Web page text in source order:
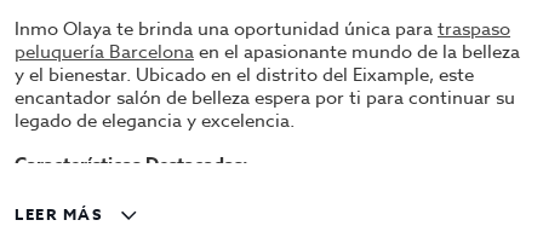
Inmo Olaya te brinda una oportunidad única paratraspaso
peluquería Barcelonaen el apasionante mundo de la belleza
y el bienestar. Ubicado en el distrito del Eixample, este
encantador salón de belleza espera por ti para continuar su
legado de elegancia y excelencia.
Características Destacadas:
Ubicación Estratégica: Barcelona, una ciudad que
LEER MÁS